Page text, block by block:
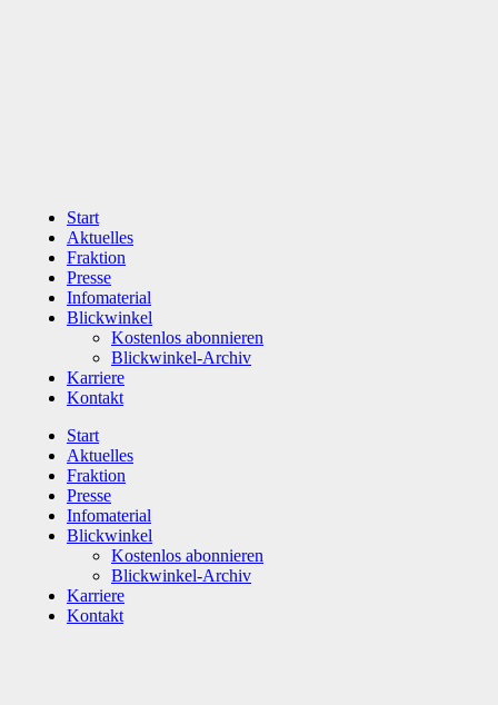
Start
Aktuelles
Fraktion
Presse
Infomaterial
Blickwinkel
Kostenlos abonnieren
Blickwinkel-Archiv
Karriere
Kontakt
Start
Aktuelles
Fraktion
Presse
Infomaterial
Blickwinkel
Kostenlos abonnieren
Blickwinkel-Archiv
Karriere
Kontakt